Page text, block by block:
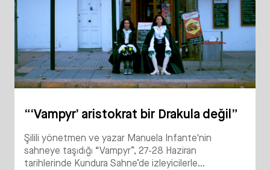
“‘Vampyr’ aristokrat bir Drakula değil”
Şilili yönetmen ve yazar Manuela Infante'nin
sahneye taşıdığı “Vampyr”, 27-28 Haziran
tarihlerinde Kundura Sahne’de izleyicilerle...